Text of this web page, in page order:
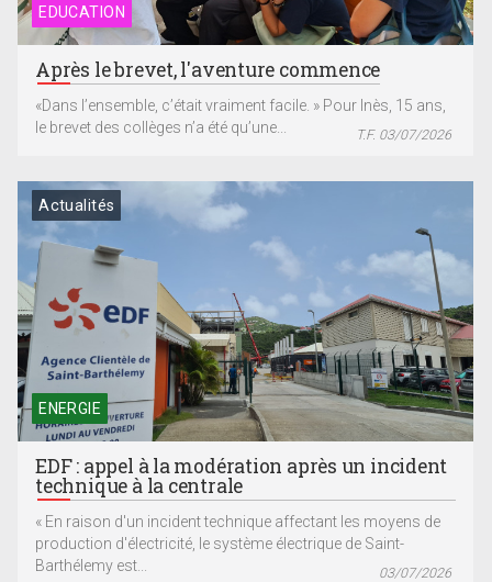
EDUCATION
Après le brevet, l'aventure commence
«Dans l’ensemble, c’était vraiment facile. » Pour Inès, 15 ans,
le brevet des collèges n’a été qu’une...
T.F. 03/07/2026
ENERGIE
Actualités
EDF : appel à la modération après un incident
technique à la centrale
« En raison d'un incident technique affectant les moyens de
production d'électricité, le système électrique de Saint-
Barthélemy est...
03/07/2026